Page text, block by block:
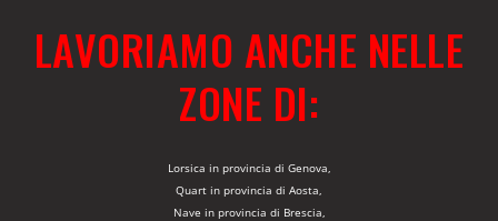
LAVORIAMO ANCHE NELLE
ZONE DI:
Lorsica in provincia di Genova,
Quart in provincia di Aosta,
Nave in provincia di Brescia,